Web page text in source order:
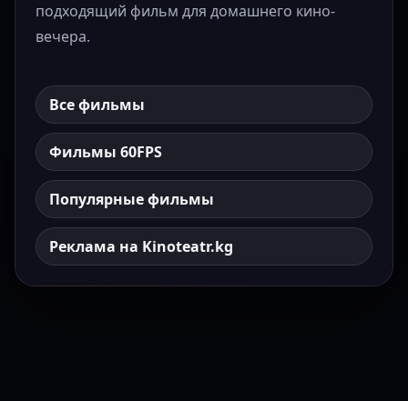
подходящий фильм для домашнего кино-
вечера.
Все фильмы
Фильмы 60FPS
Популярные фильмы
Реклама на Kinoteatr.kg